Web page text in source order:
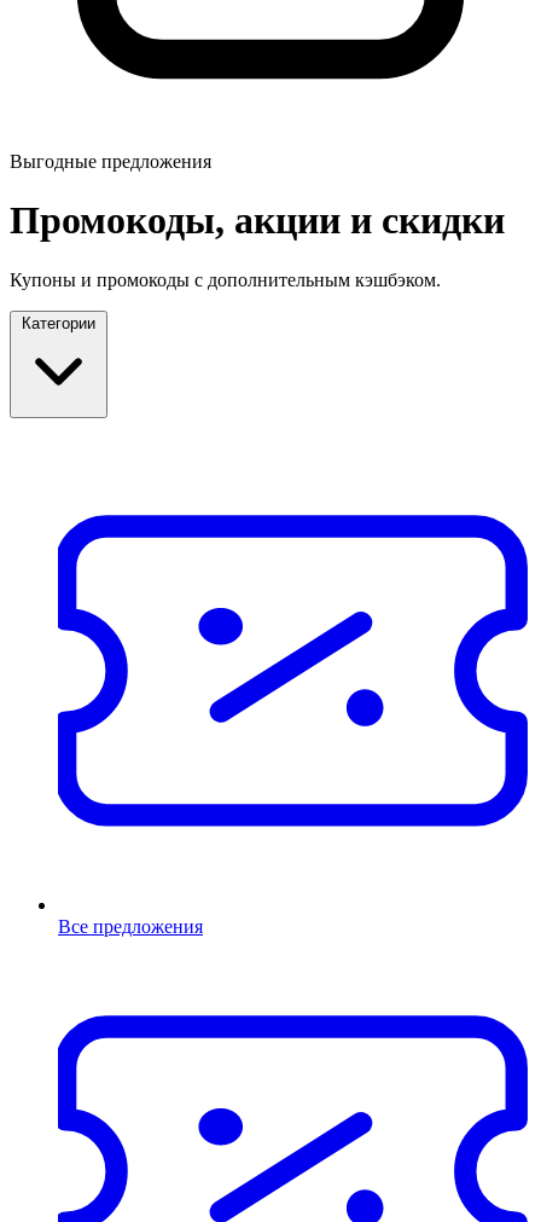
Выгодные предложения
Промокоды, акции и скидки
Купоны и промокоды с дополнительным кэшбэком.
Категории
Все предложения